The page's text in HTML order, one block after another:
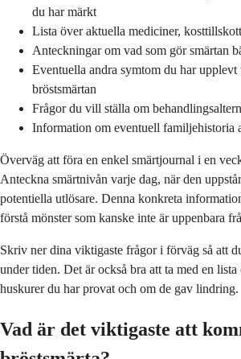
du har märkt
Lista över aktuella mediciner,
Anteckningar om vad som gör smärtan
Eventuella andra symtom du har upplevt
bröstsmärtan
Frågor du vill ställa om
Information om eventuell familjehistoria
Överväg att föra en enkel smärtjournal i en
Anteckna smärtnivån varje dag, när den
potentiella utlösare. Denna konkreta
förstå mönster som kanske inte är uppenbara
Skriv ner dina viktigaste frågor i förväg så att
under tiden. Det är också bra att ta med en lista
huskurer du har provat och om de gav lindring.
Vad är det viktigaste att